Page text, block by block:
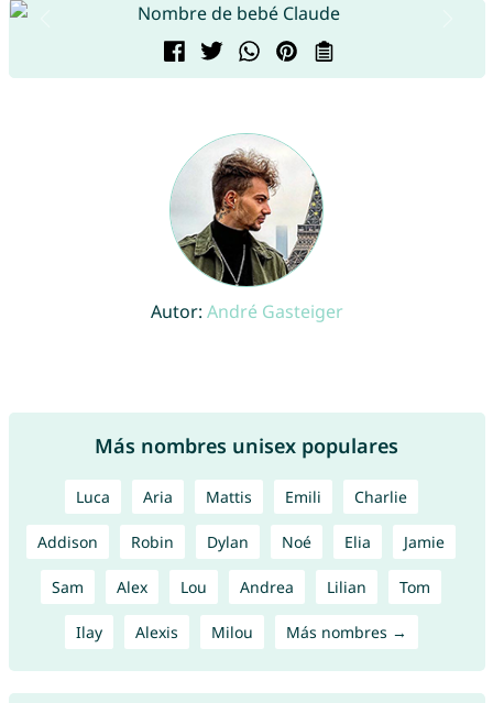
Autor: André Gasteiger
Más nombres unisex populares
Luca Aria Mattis Emili Charlie
Addison Robin Dylan Noé Elia Jamie
Sam Alex Lou Andrea Lilian Tom
Ilay Alexis Milou Más nombres →